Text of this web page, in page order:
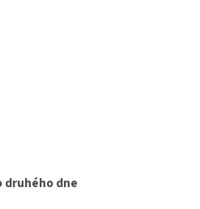
druhého dne